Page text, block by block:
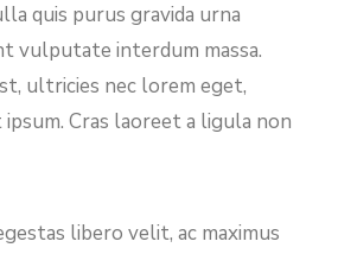
quis purus gravida urna
vulputate interdum massa.
ultricies nec lorem eget,
Cras laoreet a ligula non
libero velit, ac maximus